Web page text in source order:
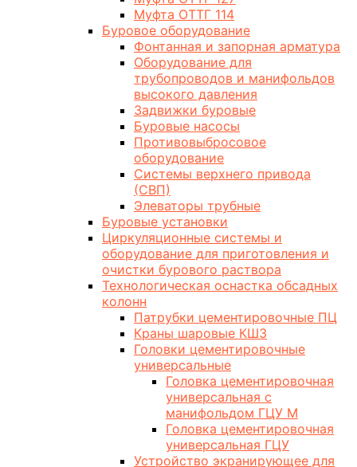
Муфта ОТТГ 114
Буровое оборудование
Фонтанная и запорная арматура
Оборудование для
трубопроводов и манифольдов
высокого давления
Задвижки буровые
Буровые насосы
Противовыбросовое
оборудование
Системы верхнего привода
(СВП)
Элеваторы трубные
Буровые установки
Циркуляционные системы и
оборудование для приготовления и
очистки бурового раствора
Технологическая оснастка обсадных
колонн
Патрубки цементировочные ПЦ
Краны шаровые КШЗ
Головки цементировочные
универсальные
Головка цементировочная
универсальная с
манифольдом ГЦУ М
Головка цементировочная
универсальная ГЦУ
Устройство экранирующее для